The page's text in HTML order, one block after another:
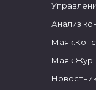
Анализ